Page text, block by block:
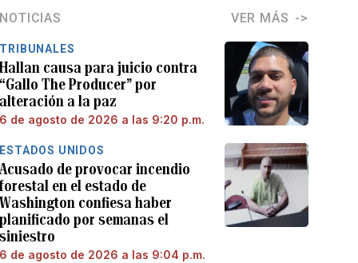
NOTICIAS VER MÁS
TRIBUNALES
Hallan causa para juicio contra
“Gallo The Producer” por
alteración a la paz
6 de agosto de 2026 a las 9:20 p.m.
ESTADOS UNIDOS
Acusado de provocar incendio
forestal en el estado de
Washington confiesa haber
planificado por semanas el
siniestro
6 de agosto de 2026 a las 9:04 p.m.